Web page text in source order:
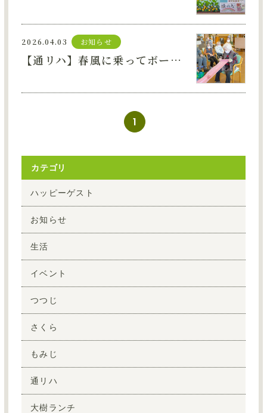
2026.04.03 お知らせ
【通リハ】春風に乗ってボールが走る！ボールスライダー
1
カテゴリ
ハッピーゲスト
お知らせ
生活
イベント
つつじ
さくら
もみじ
通リハ
大樹ランチ